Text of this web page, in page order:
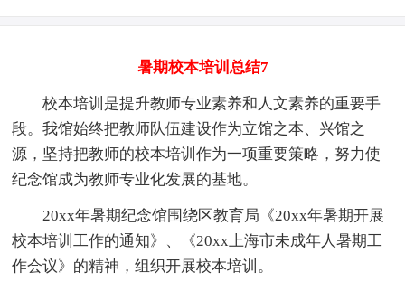
暑期校本培训总结7
校本培训是提升教师专业素养和人文素养的重要手
段。我馆始终把教师队伍建设作为立馆之本、兴馆之
源，坚持把教师的校本培训作为一项重要策略，努力使
纪念馆成为教师专业化发展的基地。
20xx年暑期纪念馆围绕区教育局《20xx年暑期开展
校本培训工作的通知》、《20xx上海市未成年人暑期工
作会议》的精神，组织开展校本培训。